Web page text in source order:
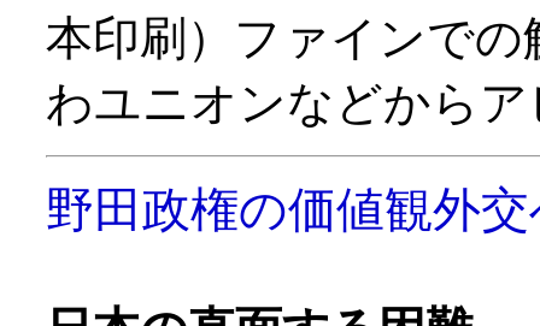
本印刷）ファインで
わユニオンなどから
野田政権の価値観外